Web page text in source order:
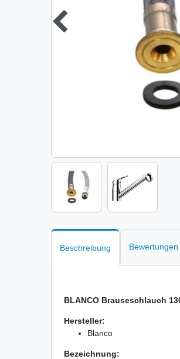
Beschreibung Bewertungen
BLANCO Brauseschlauch
Hersteller:
Blanco
Bezeichnung: